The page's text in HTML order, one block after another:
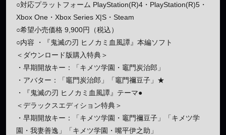
○対応プラットフォーム PlayStation(R)4・PlayStation(R)5・
Xbox One・Xbox Series X|S・Steam
○希望小売価格 9,900円（税込）
○内容 ・『鬼滅の刃 ヒノカミ血風譚』本編ソフト
＜ダウンロード版購入特典＞
・早期開放キー：「キメツ学園・竈門炭治郎」
・アバター：「竈門炭治郎」「竈門禰豆子」★
・『鬼滅の刃 ヒノカミ血風譚』テーマ●
＜デラックスエディション特典＞
・早期開放キー：「キメツ学園・竈門禰豆子」「キメツ学
園・我妻善逸」「キメツ学園・嘴平伊之助」